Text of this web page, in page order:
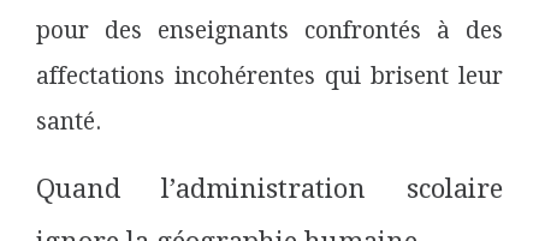
pour des enseignants confrontés à des
affectations incohérentes qui brisent leur
santé.
Quand l’administration scolaire